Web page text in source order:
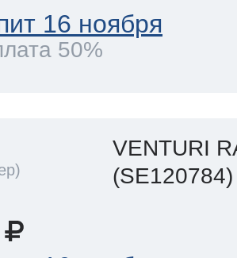
16 ноября
50%
VENTURI
(SE120784)